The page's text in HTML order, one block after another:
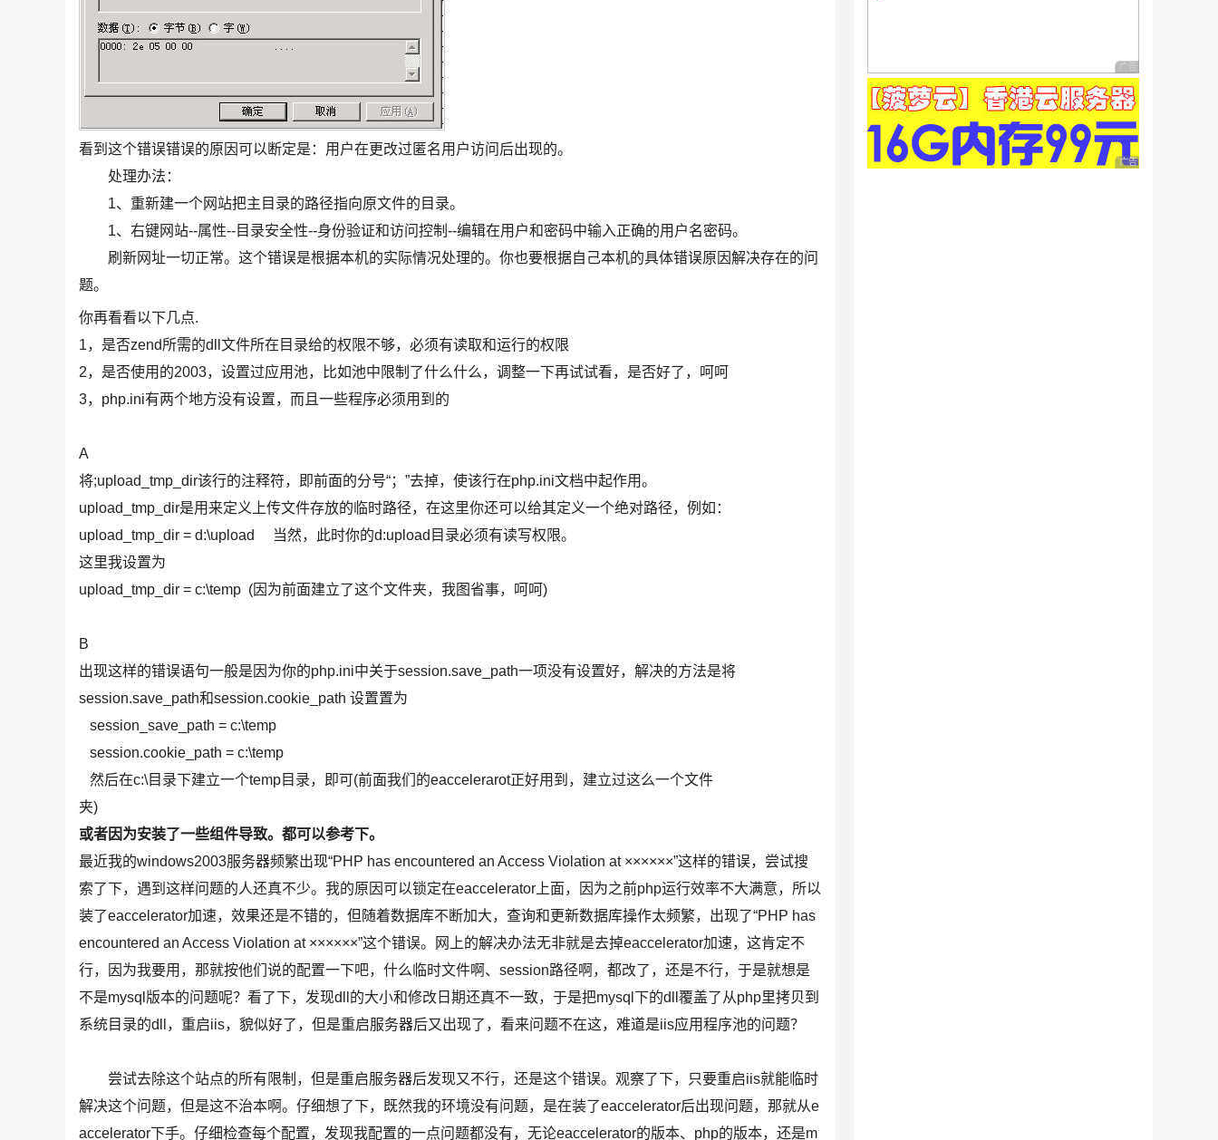
看到这个错误错误的原因可以断定是：用户在更改过匿名用户访问后出现的。
处理办法：
1、重新建一个网站把主目录的路径指向原文件的目录。
1、右键网站--属性--目录安全性--身份验证和访问控制--编辑在用户和密码中输入正确的用户名密码。
刷新网址一切正常。这个错误是根据本机的实际情况处理的。你也要根据自己本机的具体错误原因解决存在的问
题。
你再看看以下几点.
1，是否zend所需的dll文件所在目录给的权限不够，必须有读取和运行的权限
2，是否使用的2003，设置过应用池，比如池中限制了什么什么，调整一下再试试看，是否好了，呵呵
3，php.ini有两个地方没有设置，而且一些程序必须用到的
A
将;upload_tmp_dir该行的注释符，即前面的分号“；”去掉，使该行在php.ini文档中起作用。
upload_tmp_dir是用来定义上传文件存放的临时路径，在这里你还可以给其定义一个绝对路径，例如：
upload_tmp_dir = d:\upload 当然，此时你的d:upload目录必须有读写权限。
这里我设置为
upload_tmp_dir = c:\temp (因为前面建立了这个文件夹，我图省事，呵呵)
B
出现这样的错误语句一般是因为你的php.ini中关于session.save_path一项没有设置好，解决的方法是将
session.save_path和session.cookie_path 设置置为
session_save_path = c:\temp
session.cookie_path = c:\temp
然后在c:\目录下建立一个temp目录，即可(前面我们的eaccelerarot正好用到，建立过这么一个文件
夹)
或者因为安装了一些组件导致。都可以参考下。
最近我的windows2003服务器频繁出现“PHP has encountered an Access Violation at ××××××”这样的错误，尝试搜
索了下，遇到这样问题的人还真不少。我的原因可以锁定在eaccelerator上面，因为之前php运行效率不大满意，所以
装了eaccelerator加速，效果还是不错的，但随着数据库不断加大，查询和更新数据库操作太频繁，出现了“PHP has
encountered an Access Violation at ××××××”这个错误。网上的解决办法无非就是去掉eaccelerator加速，这肯定不
行，因为我要用，那就按他们说的配置一下吧，什么临时文件啊、session路径啊，都改了，还是不行，于是就想是
不是mysql版本的问题呢？看了下，发现dll的大小和修改日期还真不一致，于是把mysql下的dll覆盖了从php里拷贝到
系统目录的dll，重启iis，貌似好了，但是重启服务器后又出现了，看来问题不在这，难道是iis应用程序池的问题？
尝试去除这个站点的所有限制，但是重启服务器后发现又不行，还是这个错误。观察了下，只要重启iis就能临时
解决这个问题，但是这不治本啊。仔细想了下，既然我的环境没有问题，是在装了eaccelerator后出现问题，那就从e
accelerator下手。仔细检查每个配置，发现我配置的一点问题都没有，无论eaccelerator的版本、php的版本，还是m
广告 商业广告，理性
广告 商业广告，理性